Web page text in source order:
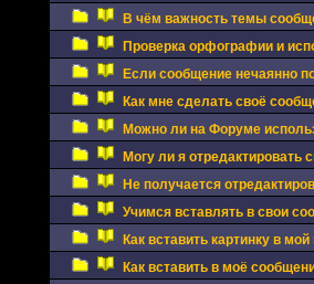
В чём важность темы
Проверка орфографии и
Если сообщение нечаянно
Как мне сделать своё
Можно ли на Форуме
Могу ли я отредактировать
Не получается
Учимся вставлять в свои
Как вставить картинку в
Как вставить в моё